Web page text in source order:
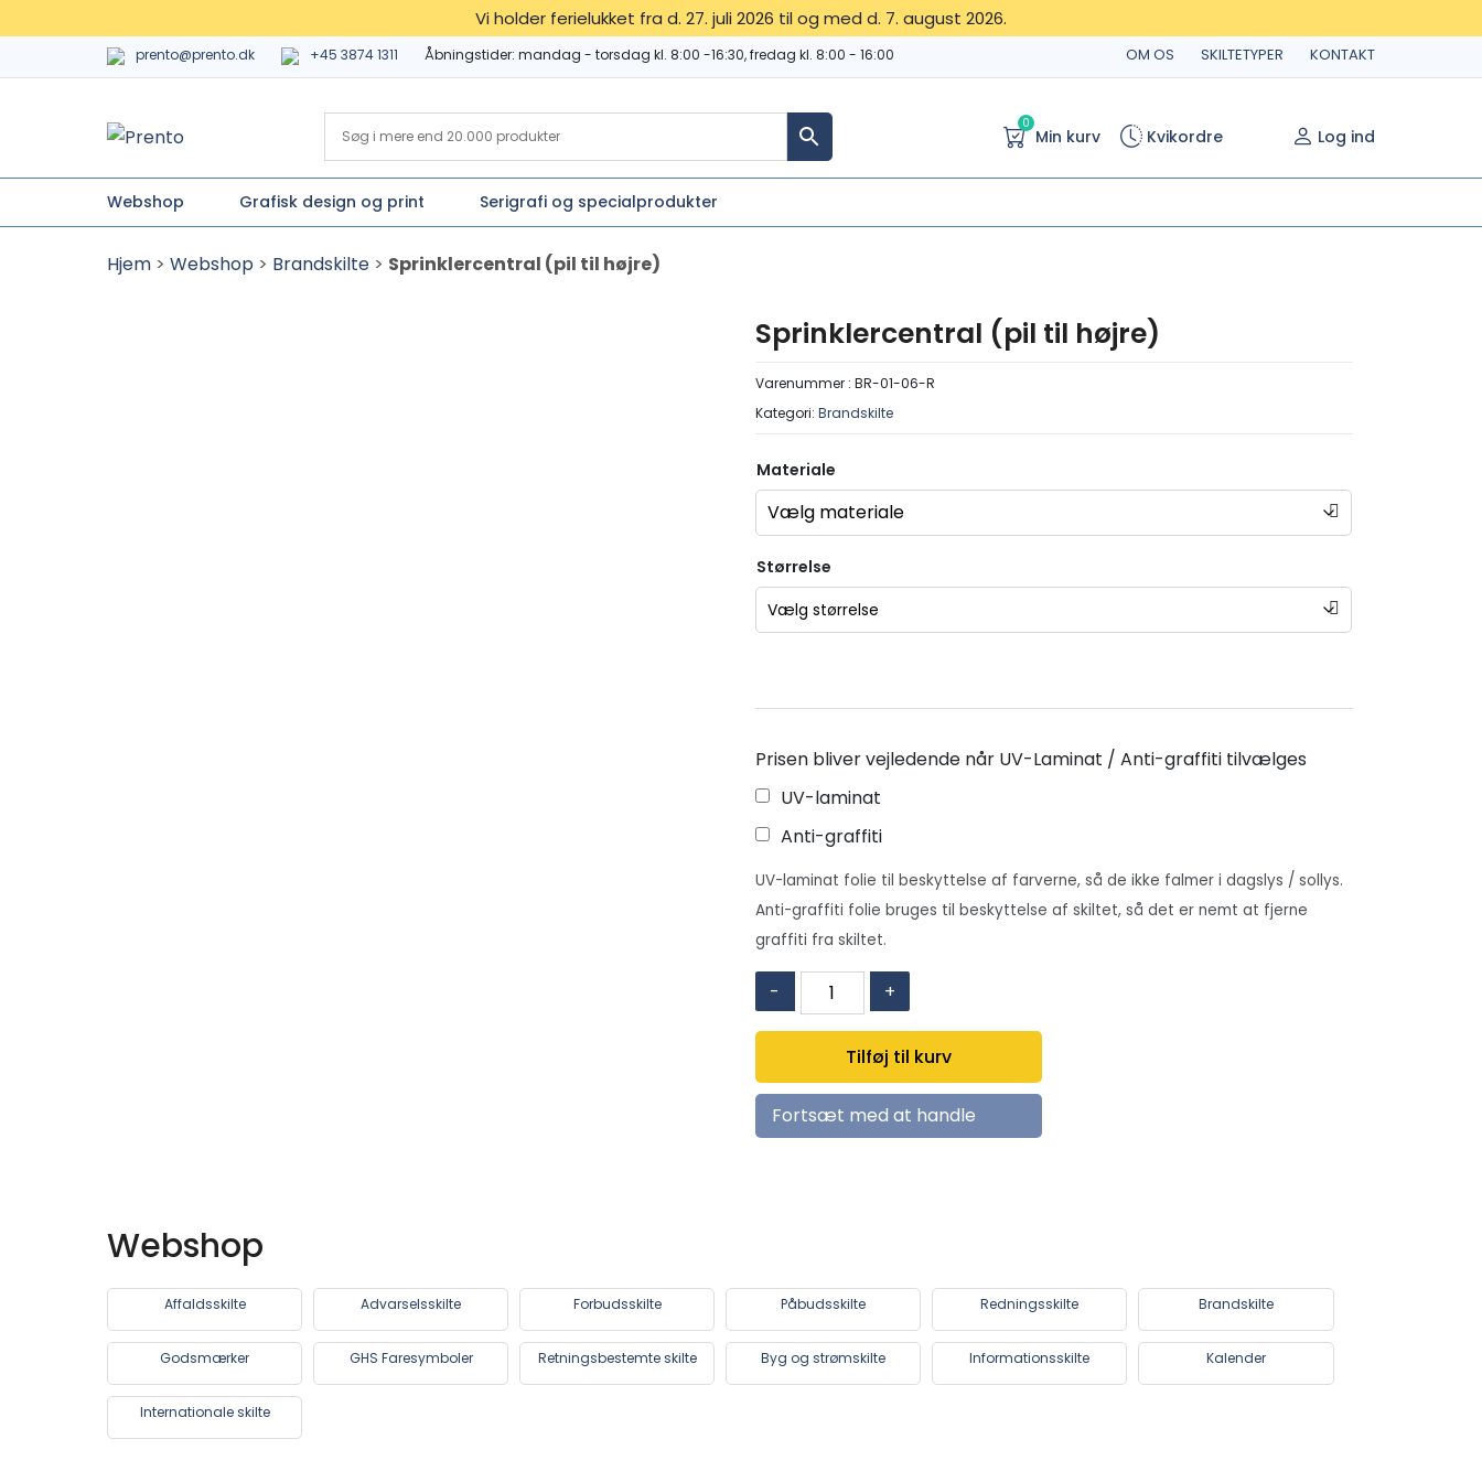
Vi holder ferielukket fra d. 27. juli 2026 til og med d. 7. august 2026.
prento@prento.dk +45 3874 1311 Åbningstider: mandag - torsdag kl. 8:00 -16:30, fredag kl. 8:00 - 16:00 OM OS SKILTETYPER KONTAKT
0
Min kurv Kvikordre Log ind
Webshop Grafisk design og print Serigrafi og specialprodukter
Hjem > Webshop > Brandskilte > Sprinklercentral (pil til højre)
Sprinklercentral (pil til højre)
Varenummer : BR-01-06-R
Kategori: Brandskilte
Materiale
Størrelse
Prisen bliver vejledende når UV-Laminat / Anti-graffiti tilvælges
UV-laminat
Anti-graffiti
UV-laminat folie til beskyttelse af farverne, så de ikke falmer i dagslys / sollys.
Anti-graffiti folie bruges til beskyttelse af skiltet, så det er nemt at fjerne
graffiti fra skiltet.
-
Sprinklercentral
(pil
højre)
antal
+
Tilføj til kurv
Fortsæt med at handle
Webshop
Affaldsskilte Advarselsskilte Forbudsskilte Påbudsskilte Redningsskilte Brandskilte
Godsmærker GHS Faresymboler Retningsbestemte skilte Byg og strømskilte Informationsskilte Kalender
Internationale skilte